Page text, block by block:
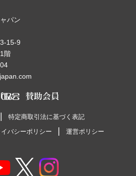
パン
15-9
階
特定商取引法に基づく表記
バシーポリシー 運営ポリシー